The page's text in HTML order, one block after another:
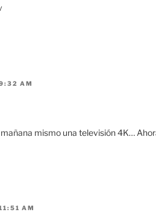
AM
mismo una televisión 4K…
AM